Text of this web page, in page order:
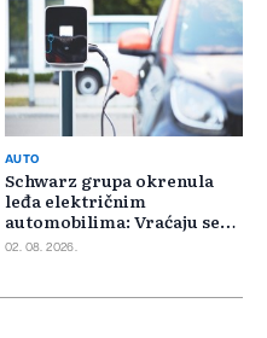
AUTO
Schwarz grupa okrenula
leđa električnim
automobilima: Vraćaju se
benzincima i dizelašima
02. 08. 2026.